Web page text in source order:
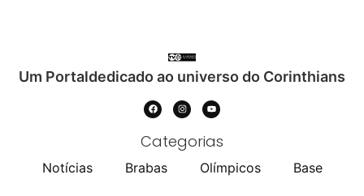
Um Portaldedicado ao universo do Corinthians
Categorias
Notícias Brabas Olímpicos Base